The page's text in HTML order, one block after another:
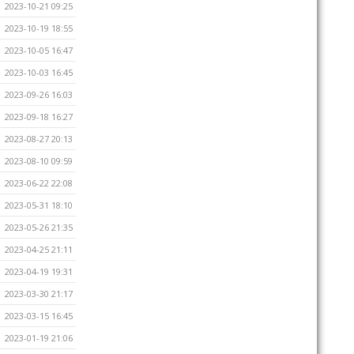
2023-10-21 09:25
2023-10-19 18:55
2023-10-05 16:47
2023-10-03 16:45
2023-09-26 16:03
2023-09-18 16:27
2023-08-27 20:13
2023-08-10 09:59
2023-06-22 22:08
2023-05-31 18:10
2023-05-26 21:35
2023-04-25 21:11
2023-04-19 19:31
2023-03-30 21:17
2023-03-15 16:45
2023-01-19 21:06